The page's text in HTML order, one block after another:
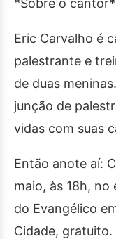
*Sobre o cantor*
Eric Carvalho é
palestrante e
de duas
junção de
vidas com suas
Então anote aí:
maio, às 18h, no
do Evangélico
Cidade, gratuito.